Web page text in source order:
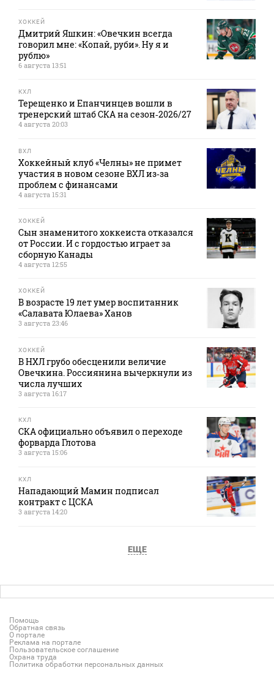
ХОККЕЙ
Дмитрий Яшкин: «Овечкин всегда
говорил мне: «Копай, руби». Ну я и
рублю»
6 августа 13:51
КХЛ
Терещенко и Епанчинцев вошли в
тренерский штаб СКА на сезон‑2026/27
4 августа 20:03
ВХЛ
Хоккейный клуб «Челны» не примет
участия в новом сезоне ВХЛ из‑за
проблем с финансами
4 августа 15:31
ХОККЕЙ
Сын знаменитого хоккеиста отказался
от России. И с гордостью играет за
сборную Канады
4 августа 12:55
ХОККЕЙ
В возрасте 19 лет умер воспитанник
«Салавата Юлаева» Ханов
3 августа 23:46
ХОККЕЙ
В НХЛ грубо обесценили величие
Овечкина. Россиянина вычеркнули из
числа лучших
3 августа 16:17
КХЛ
СКА официально объявил о переходе
форварда Глотова
3 августа 15:06
КХЛ
Нападающий Мамин подписал
контракт с ЦСКА
3 августа 14:20
ЕЩЕ
Помощь
Обратная связь
О портале
Реклама на портале
Пользовательское соглашение
Охрана труда
Политика обработки персональных данных